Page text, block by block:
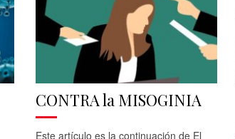
CONTRA la MISOGINIA
Este artículo es la continuación de El